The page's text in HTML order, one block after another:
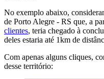
No exemplo abaixo,
de Porto Alegre - RS que, a
clientes, teria chegado à
deles estaria até 1km de
Com apenas alguns cliques,
desse território: